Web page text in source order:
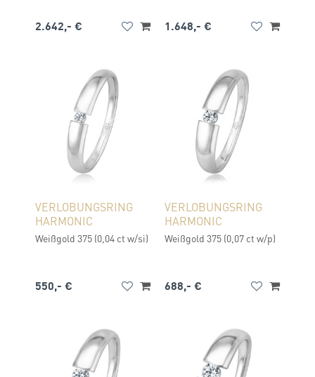
2.642,- € 1.648,- €
VERLOBUNGSRING
HARMONIC
Weißgold 375 (0,04 ct w/si)
550,- €
VERLOBUNGSRING
HARMONIC
Weißgold 375 (0,07 ct w/p)
688,- €